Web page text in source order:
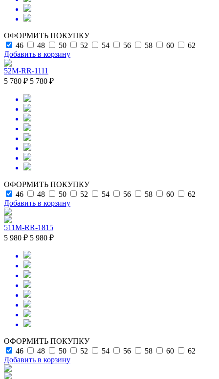
ОФОРМИТЬ ПОКУПКУ
46
48 50 52 54 56 58 60
62
Добавить в корзину
52M-RR-1111
5 780 ₽ 5 780 ₽
ОФОРМИТЬ ПОКУПКУ
46
48 50 52 54 56 58 60
62
Добавить в корзину
511M-RR-1815
5 980 ₽ 5 980 ₽
ОФОРМИТЬ ПОКУПКУ
46
48 50 52 54 56 58 60
62
Добавить в корзину